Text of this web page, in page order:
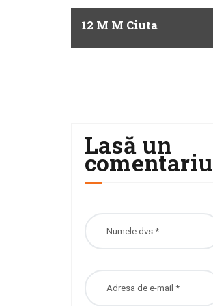
12 M M Ciuta
Lasă un
comentariu